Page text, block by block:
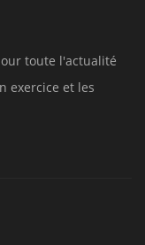
toute l'actualité
exercice et les